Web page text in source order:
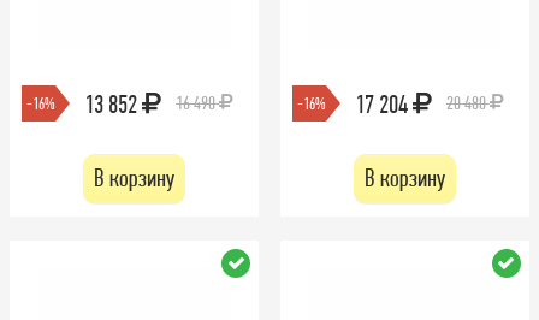
-16% 13 852 16 490
В корзину
-16% 17 204 20 480
В корзину